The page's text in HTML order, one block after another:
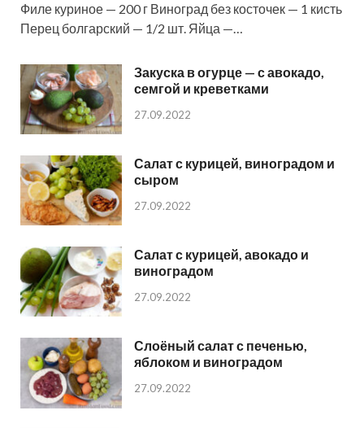
Филе куриное — 200 г Виноград без косточек — 1 кисть
Перец болгарский — 1/2 шт. Яйца —…
Закуска в огурце — с авокадо,
семгой и креветками
27.09.2022
Салат с курицей, виноградом и
сыром
27.09.2022
Салат с курицей, авокадо и
виноградом
27.09.2022
Слоёный салат с печенью,
яблоком и виноградом
27.09.2022